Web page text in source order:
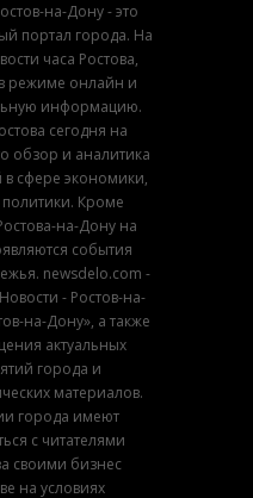
на-Дону - это
портал города. На
часа Ростова,
режиме онлайн и
информацию.
сегодня на
обзор и аналитика
сфере экономики,
Кроме
на-Дону на
события
newsdelo.com -
- Ростов-на-
на-Дону», а также
актуальных
города и
материалов.
города имеют
с читателями
своими бизнес
на условиях